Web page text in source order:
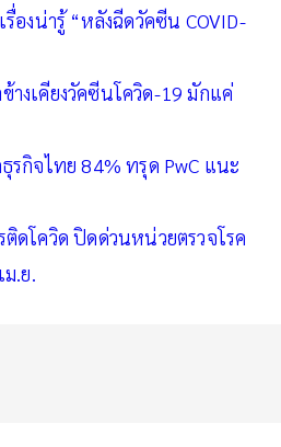
องน่ารู้ “หลังฉีดวัคซีน COVID-
างเคียงวัคซีนโควิด-19 มักแค่
รกิจไทย 84% ทรุด PwC แนะ
ดโควิด ปิดด่วนหน่วยตรวจโรค
.ย.